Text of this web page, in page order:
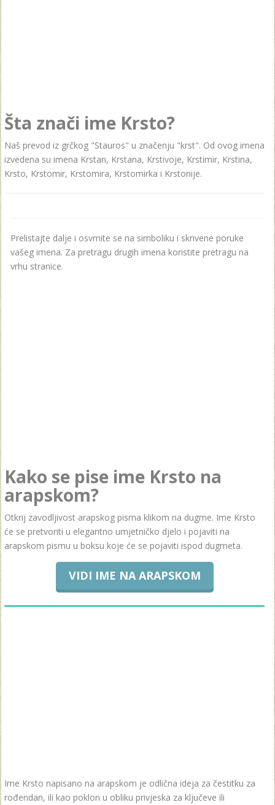
Šta znači ime Krsto?
Naš prevod iz grčkog "Stauros" u značenju "krst". Od ovog imena
izvedena su imena Krstan, Krstana, Krstivoje, Krstimir, Krstina,
Krsto, Krstomir, Krstomira, Krstomirka i Krstonije.
Prelistajte dalje i osvrnite se na simboliku i skrivene poruke
vašeg imena. Za pretragu drugih imena koristite pretragu na
vrhu stranice.
Kako se pise ime Krsto na
arapskom?
Otkrij zavodljivost arapskog pisma klikom na dugme. Ime Krsto
će se pretvoriti u elegantno umjetničko djelo i pojaviti na
arapskom pismu u boksu koje će se pojaviti ispod dugmeta.
VIDI IME NA ARAPSKOM
Ime Krsto napisano na arapskom je odlična ideja za čestitku za
rođendan, ili kao poklon u obliku privjeska za ključeve ili